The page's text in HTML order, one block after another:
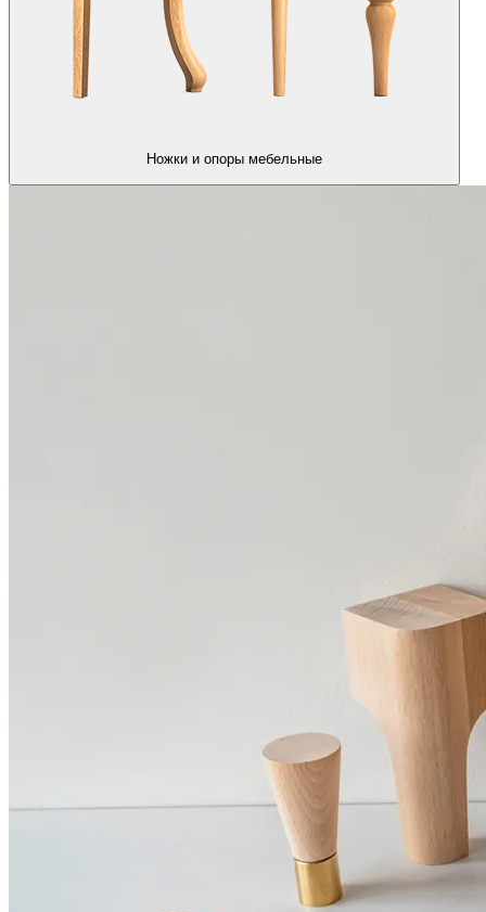
Ножки и опоры мебельные